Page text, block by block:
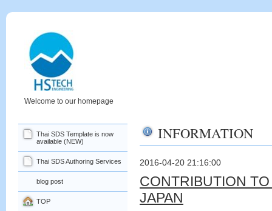
Welcome to our homepage
INFORMATION
2016-04-20 21:16:00
CONTRIBUTION
JAPAN
Thai SDS Template is now
available (NEW)
Thai SDS Authoring Services
blog post
TOP